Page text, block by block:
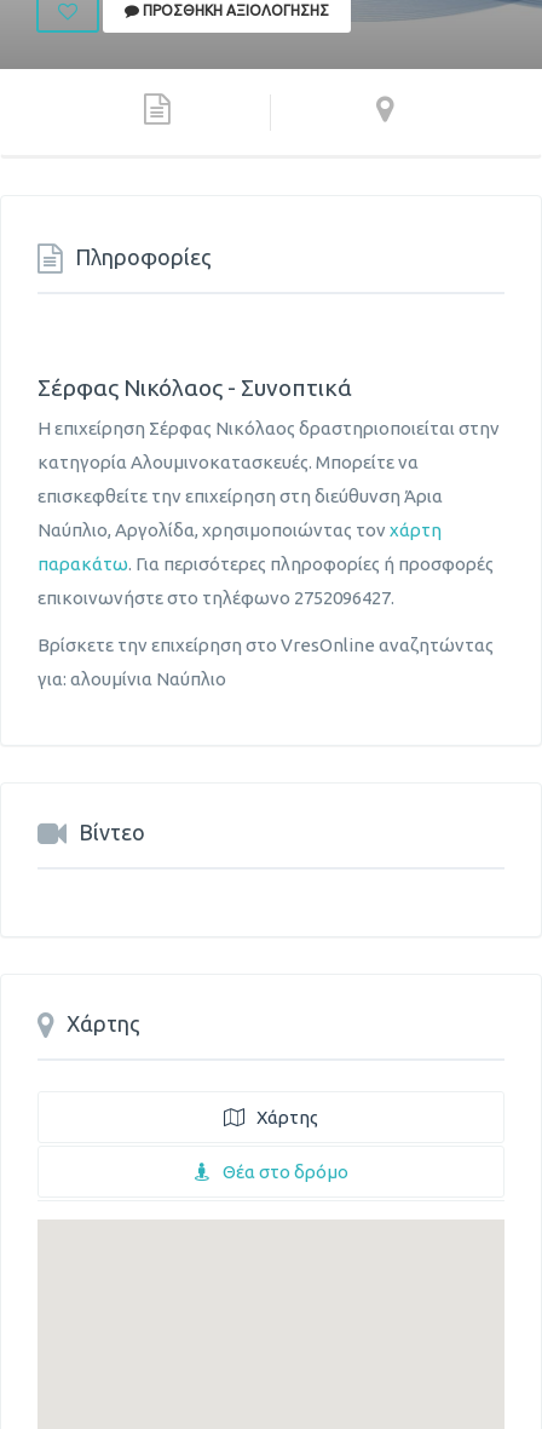
ΠΡΟΣΘΉΚΗ ΑΞΙΟΛΌΓΗΣΗΣ
Πληροφορίες
Σέρφας Νικόλαος - Συνοπτικά
Η επιχείρηση Σέρφας Νικόλαος δραστηριοποιείται στην
κατηγορία Αλουμινοκατασκευές. Μπορείτε να
επισκεφθείτε την επιχείρηση στη διεύθυνση Άρια
Ναύπλιο, Αργολίδα, χρησιμοποιώντας τον χάρτη
παρακάτω. Για περισότερες πληροφορίες ή προσφορές
επικοινωνήστε στο τηλέφωνο 2752096427.
Βρίσκετε την επιχείρηση στο VresOnline αναζητώντας
για: αλουμίνια Ναύπλιο
Βίντεο
Χάρτης
Χάρτης
Θέα στο δρόμο